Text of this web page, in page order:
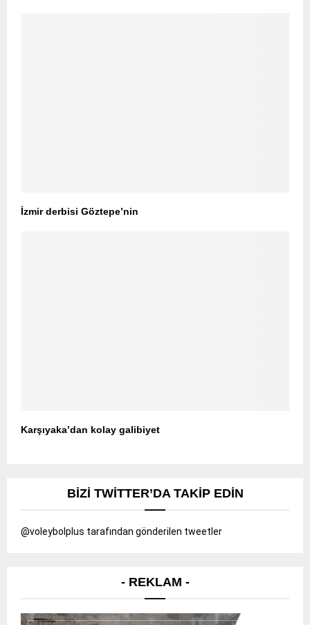
İzmir derbisi Göztepe’nin
Karşıyaka’dan kolay galibiyet
BIZI TWITTER’DA TAKIP EDIN
@voleybolplus tarafından gönderilen tweetler
- REKLAM -